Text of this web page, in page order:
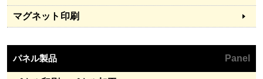
マグネット印刷
パネル製品 Panel